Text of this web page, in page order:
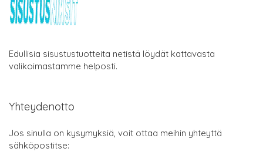
Edullisia sisustustuotteita netistä löydät kattavasta
valikoimastamme helposti.
Yhteydenotto
Jos sinulla on kysymyksiä, voit ottaa meihin yhteyttä
sähköpostitse: